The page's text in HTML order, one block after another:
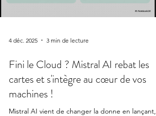
4 déc. 2025 3 min de lecture
Fini le Cloud ? Mistral AI rebat les
cartes et s'intègre au cœur de vos
machines !
Mistral AI vient de changer la donne en lançant,